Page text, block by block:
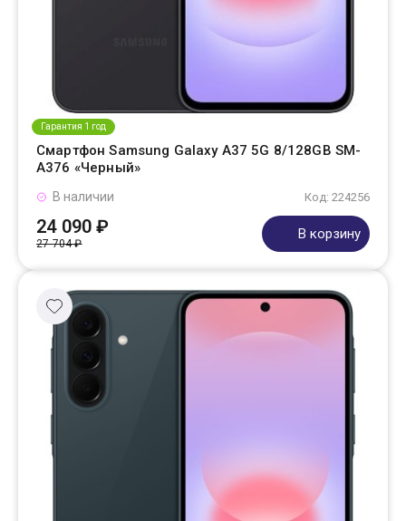
Гарантия 1 год
Смартфон Samsung Galaxy A37 5G 8/128GB SM-
A376 «Черный»
Код: 224256
В наличии
24 090 ₽
27 704 ₽
В корзину